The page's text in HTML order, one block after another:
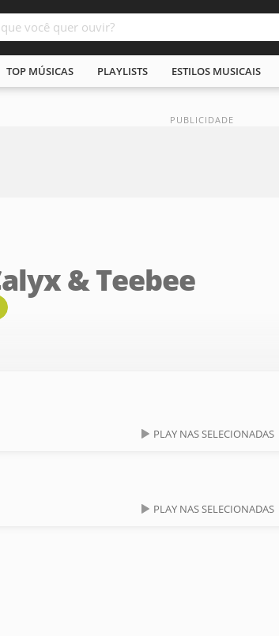
TOP MÚSICAS PLAYLISTS ESTILOS MUSICAIS
& Teebee
PLAY NAS SELECIONADAS
PLAY NAS SELECIONADAS